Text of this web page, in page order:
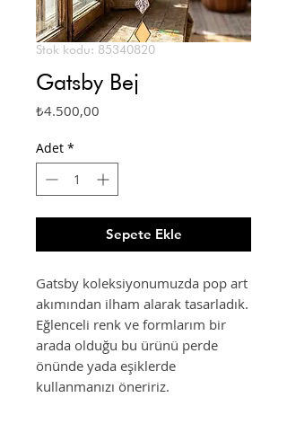
Stok kodu: 85340820
Gatsby Bej
₺4.500,00
Adet *
Sepete Ekle
Gatsby koleksiyonumuzda pop art
akımından ilham alarak tasarladık.
Eğlenceli renk ve formlarım bir
arada olduğu bu ürünü perde
önünde yada eşiklerde
kullanmanızı öneririz.